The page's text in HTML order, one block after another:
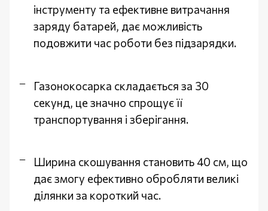
інструменту та ефективне витрачання
заряду батарей, дає можливість
подовжити час роботи без підзарядки.
Газонокосарка складається за 30
секунд, це значно спрощує її
транспортування і зберігання.
Ширина скошування становить 40 см, що
дає змогу ефективно обробляти великі
ділянки за короткий час.